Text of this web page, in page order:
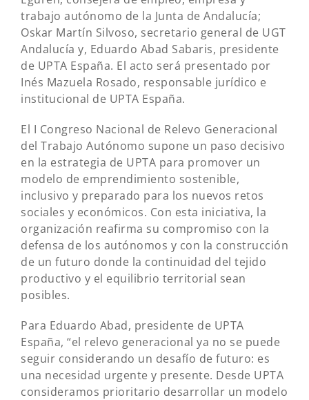
trabajo autónomo de la Junta de Andalucía;
Oskar Martín Silvoso, secretario general de UGT
Andalucía y, Eduardo Abad Sabaris, presidente
de UPTA España. El acto será presentado por
Inés Mazuela Rosado, responsable jurídico e
institucional de UPTA España.
El I Congreso Nacional de Relevo Generacional
del Trabajo Autónomo supone un paso decisivo
en la estrategia de UPTA para promover un
modelo de emprendimiento sostenible,
inclusivo y preparado para los nuevos retos
sociales y económicos. Con esta iniciativa, la
organización reafirma su compromiso con la
defensa de los autónomos y con la construcción
de un futuro donde la continuidad del tejido
productivo y el equilibrio territorial sean
posibles.
Para Eduardo Abad, presidente de UPTA
España, “el relevo generacional ya no se puede
seguir considerando un desafío de futuro: es
una necesidad urgente y presente. Desde UPTA
consideramos prioritario desarrollar un modelo